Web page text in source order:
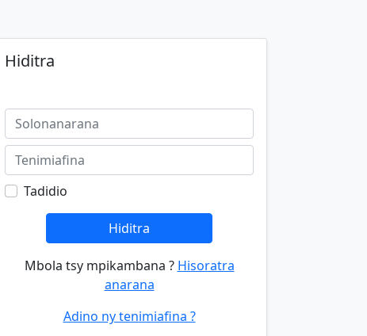
Hiditra
Tadidio
Hiditra
Mbola tsy mpikambana ? Hisoratra
anarana
Adino ny tenimiafina ?